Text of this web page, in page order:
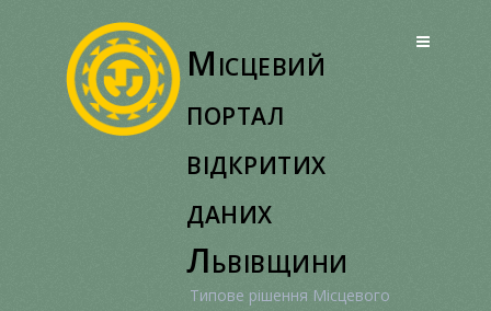
Місцевий
портал
відкритих
даних
Львівщини
Типове рішення Місцевого